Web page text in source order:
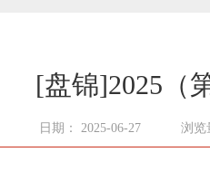
[盘锦]2025（
日期： 2025-06-27 浏览